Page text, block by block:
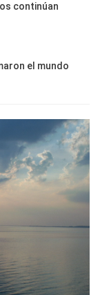
continúan
el mundo